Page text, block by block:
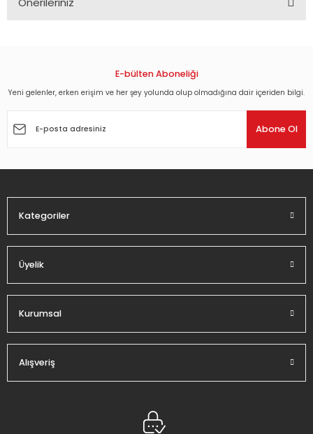
Görüş ve önerileriniz için teşekkür ederiz.
Ürün açıklamasında eksik bilgiler bulunuyor.
Ürün fiyatı diğer sitelerden daha pahalı.
E-bülten Aboneliği
Yeni gelenler, erken erişim ve her şey yolunda olup olmadığına dair içeriden bilgi.
Abone Ol
Kategoriler
Üyelik
Kurumsal
Alışveriş